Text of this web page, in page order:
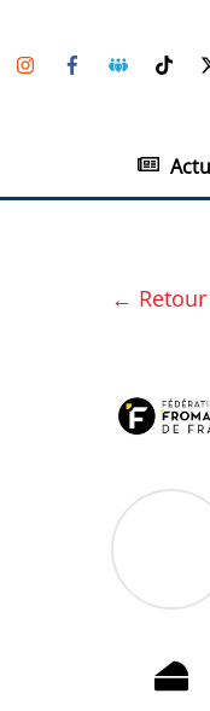
to
InstagramFacebook
Actu
←